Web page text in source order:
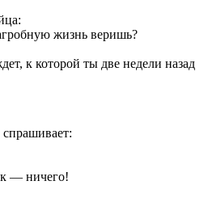
жизнь веришь?
к которой ты две недели назад
— ничего!